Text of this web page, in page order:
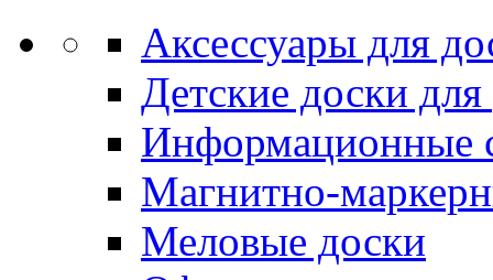
Аксессуары для
Детские доски
Информационные
Магнитно-
Меловые доски